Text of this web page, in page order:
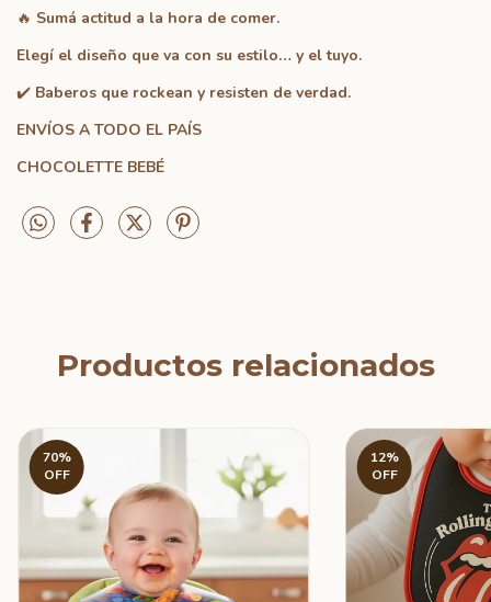
🔥 Sumá actitud a la hora de comer.
Elegí el diseño que va con su estilo… y el tuyo.
✔️ Baberos que rockean y resisten de verdad.
ENVÍOS A TODO EL PAÍS
CHOCOLETTE BEBÉ
Productos relacionados
70%
OFF
12%
OFF